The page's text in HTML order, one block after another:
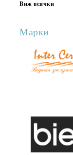
Виж всички
Марки